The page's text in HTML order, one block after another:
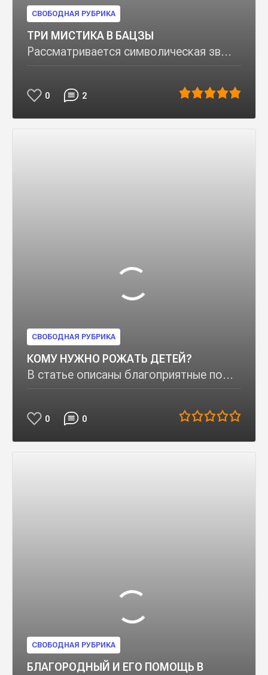
СВОБОДНАЯ РУБРИКА
ТРИ МИСТИКА В БАЦЗЫ
Рассматривается символическая зв...
0 2
СВОБОДНАЯ РУБРИКА
КОМУ НУЖНО РОЖАТЬ ДЕТЕЙ?
В статье описаны благоприятные по...
0 0
СВОБОДНАЯ РУБРИКА
БЛАГОРОДНЫЙ И ЕГО ПОМОЩЬ В